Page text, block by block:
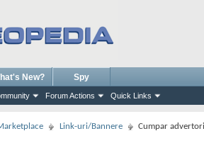
Forum Actions Quick Links
New? Spy
Link-uri/Bannere Cumpar